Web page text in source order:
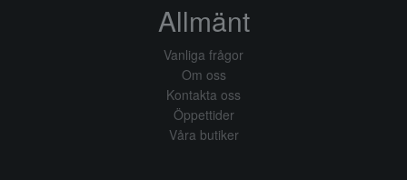
Allmänt
Vanliga frågor
Om oss
Kontakta oss
Öppettider
Våra butiker